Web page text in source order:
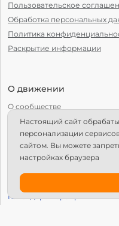
Пользовательское
Обработка персональных
Политика
Раскрытие информации
О движении
О сообществе
С чего начать?
Структура Х10
Как стать региональным
Календарь мероприятий
Настоящий сайт
персонализации
сайтом. Вы можете
настройках браузера